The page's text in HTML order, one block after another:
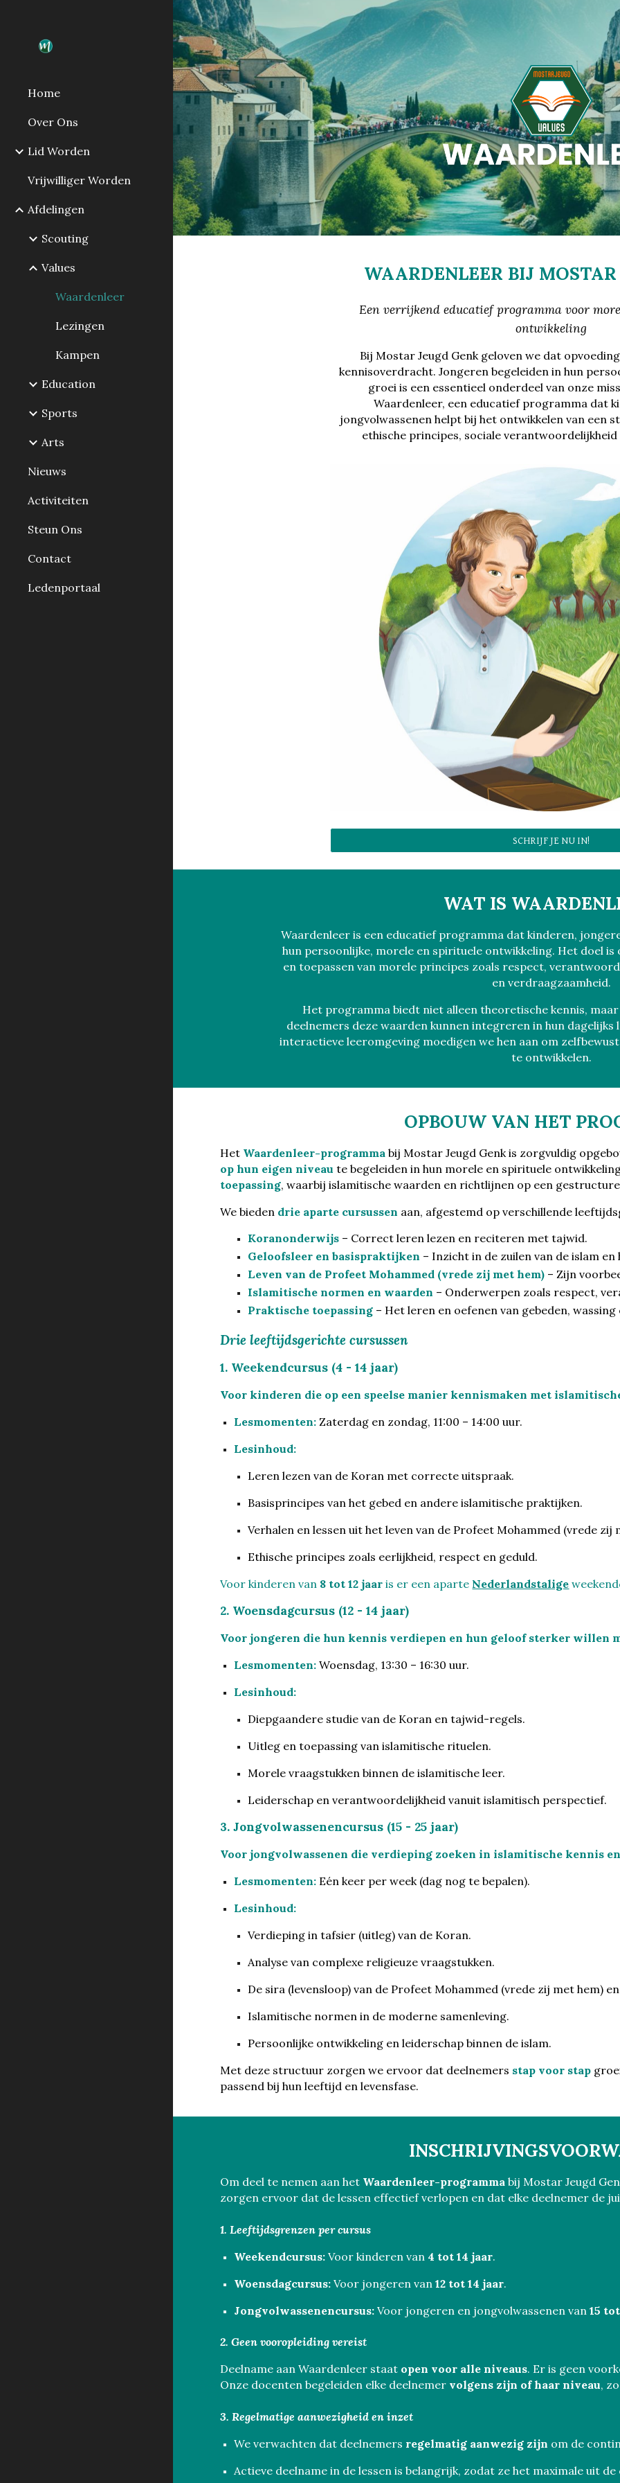
Skip to main content Skip to
Home
Over Ons
Lid Worden
Vrijwilliger Worden
Afdelingen
Scouting
Values
Waardenleer
Lezingen
Kampen
Education
Sports
Arts
Nieuws
Activiteiten
Steun Ons
Contact
Ledenportaal
WAARDENLEER BIJ
Een verrijkend educatief programma voor
ontwikkeling
Bij Mostar Jeugd Genk geloven we dat
kennisoverdracht. Jongeren begeleiden in hun
groei is een essentieel onderdeel van onze
Waardenleer, een educatief programma dat
jongvolwassenen helpt bij het ontwikkelen van een
ethische principes, sociale
SCHRIJF JE NU IN!
WAT IS
Waardenleer is een educatief programma dat kinderen,
hun persoonlijke, morele en spirituele ontwikkeling. Het doel
en toepassen van morele principes zoals respect,
en verdraagzaamheid.
Het programma biedt niet alleen theoretische kennis,
deelnemers deze waarden kunnen integreren in hun dagelijks
interactieve leeromgeving moedigen we hen aan om
te ontwikkelen.
OPBOUW VAN HET
Het Waardenleer-programma bij Mostar Jeugd Genk is zorgvuldig
op hun eigen niveau te begeleiden in hun morele en spirituele
toepassing, waarbij islamitische waarden en richtlijnen op een
We bieden drie aparte cursussen aan, afgestemd op verschillende
Koranonderwijs – Correct leren lezen en reciteren met tajwid.
Geloofsleer en basispraktijken – Inzicht in de zuilen van de islam
Leven van de Profeet Mohammed (vrede zij met hem) – Zijn
Islamitische normen en waarden – Onderwerpen zoals respect,
Praktische toepassing – Het leren en oefenen van gebeden,
Drie leeftijdsgerichte cursussen
1. Weekendcursus (4 - 14 jaar)
Voor kinderen die op een speelse manier kennismaken met
Lesmomenten: Zaterdag en zondag, 11:00 – 14:00 uur.
Lesinhoud:
Leren lezen van de Koran met correcte uitspraak.
Basisprincipes van het gebed en andere islamitische praktijken.
Verhalen en lessen uit het leven van de Profeet Mohammed (vrede zij
Ethische principes zoals eerlijkheid, respect en geduld.
Voor kinderen van 8 tot 12 jaar is er een aparte Nederlandstalige
2. Woensdagcursus (12 - 14 jaar)
Voor jongeren die hun kennis verdiepen en hun geloof sterker willen
Lesmomenten: Woensdag, 13:30 – 16:30 uur.
Lesinhoud:
Diepgaandere studie van de Koran en tajwid-regels.
Uitleg en toepassing van islamitische rituelen.
Morele vraagstukken binnen de islamitische leer.
Leiderschap en verantwoordelijkheid vanuit islamitisch perspectief.
3. Jongvolwassenencursus (15 - 25 jaar)
Voor jongvolwassenen die verdieping zoeken in islamitische kennis
Lesmomenten: Eén keer per week (dag nog te bepalen).
Lesinhoud:
Verdieping in tafsier (uitleg) van de Koran.
Analyse van complexe religieuze vraagstukken.
De sira (levensloop) van de Profeet Mohammed (vrede zij met hem)
Islamitische normen in de moderne samenleving.
Persoonlijke ontwikkeling en leiderschap binnen de islam.
Met deze structuur zorgen we ervoor dat deelnemers stap voor stap
passend bij hun leeftijd en levensfase.
Om deel te nemen aan het Waardenleer-programma bij Mostar Jeugd
zorgen ervoor dat de lessen effectief verlopen en dat elke deelnemer de
1. Leeftijdsgrenzen per cursus
Weekendcursus: Voor kinderen van 4 tot 14 jaar.
Woensdagcursus: Voor jongeren van12 tot 14 jaar.
Jongvolwassenencursus: Voor jongeren en jongvolwassenen van15
2. Geen vooropleiding vereist
Deelname aan Waardenleer staat open voor alle niveaus. Er is geen
Onze docenten begeleiden elke deelnemer volgens zijn of haar niveau,
3. Regelmatige aanwezigheid en inzet
We verwachten dat deelnemers regelmatig aanwezig zijn om de
Actieve deelname in de lessen is belangrijk, zodat ze het maximale uit de